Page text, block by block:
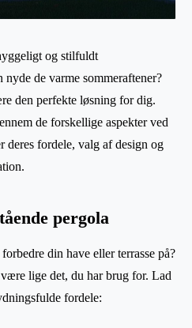
og stilfuldt
de varme sommeraftener?
den perfekte løsning for dig.
de forskellige aspekter ved
deres fordele, valg af design og
pergola
din have eller terrasse på?
lige det, du har brug for. Lad
fordele: